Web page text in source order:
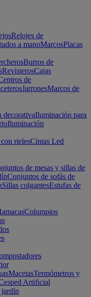
Relojes de
a manoMarcosPlacas
Burros de
RevisterosCajas
de
JarronesMarcos de
decorativaIluminación para
Iluminación
rielesCintas Led
de mesas y sillas de
Conjuntos de sofás de
Sillas colgantesEstufas de
Columpios
MacetasTermómetros y
Artificial
jardín